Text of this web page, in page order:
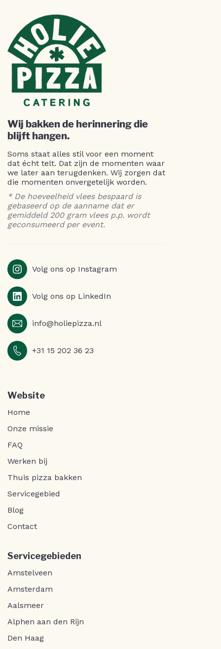
Wij bakken de herinnering die
blijft hangen.
Soms staat alles stil voor een moment
dat écht telt. Dat zijn de momenten waar
we later aan terugdenken. Wij zorgen dat
die momenten onvergetelijk worden.
* De hoeveelheid vlees bespaard is
gebaseerd op de aanname dat er
gemiddeld 200 gram vlees p.p. wordt
geconsumeerd per event.
Volg ons op Instagram
Volg ons op LinkedIn
info@holiepizza.nl
+31 15 202 36 23
Website
Home
Onze missie
FAQ
Werken bij
Thuis pizza bakken
Servicegebied
Blog
Contact
Servicegebieden
Amstelveen
Amsterdam
Aalsmeer
Alphen aan den Rijn
Den Haag